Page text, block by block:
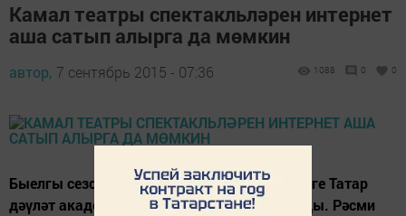
Камал театры спектакльләрен интернет
аша сатып алырга да мөмкин
автор, 7 сентябрь 2015 - 07:36 1088 0 0
Быелгы сезонда Галиәсгар Камал исемендәге Татар
дәүләт академия театры афишалары яңарды. Рәсми